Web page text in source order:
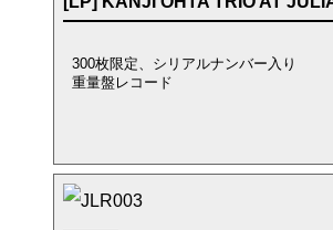
300枚限定、シリアルナンバー入り
重量盤レコード